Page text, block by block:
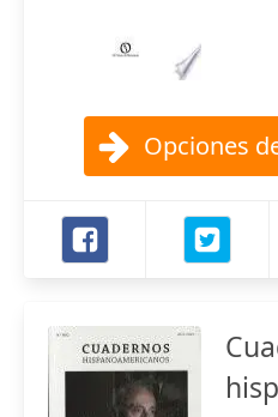
Opciones